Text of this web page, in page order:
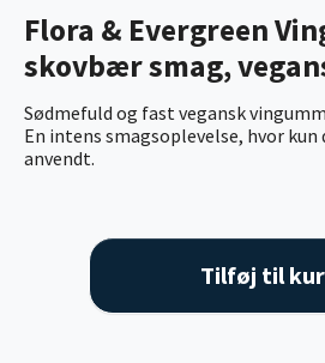
Flora & Evergreen
skovbær smag,
Sødmefuld og fast vegansk
En intens smagsoplevelse, hvor kun
anvendt.
Tilføj til